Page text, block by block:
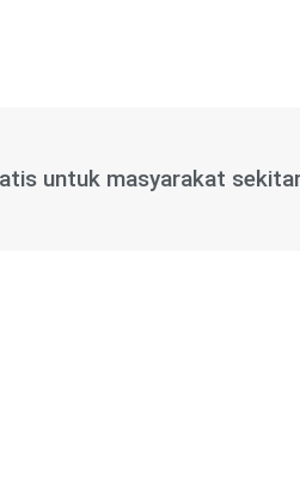
untuk masyarakat